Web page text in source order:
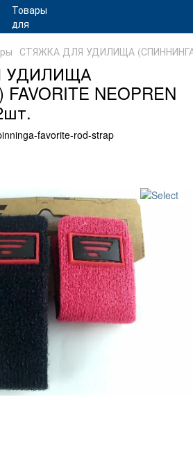
СТЯЖКА ДЛЯ УДИЛИЩА (СПИННИНГА)
УДИЛИЩА
NEOPREN
favorite-rod-strap